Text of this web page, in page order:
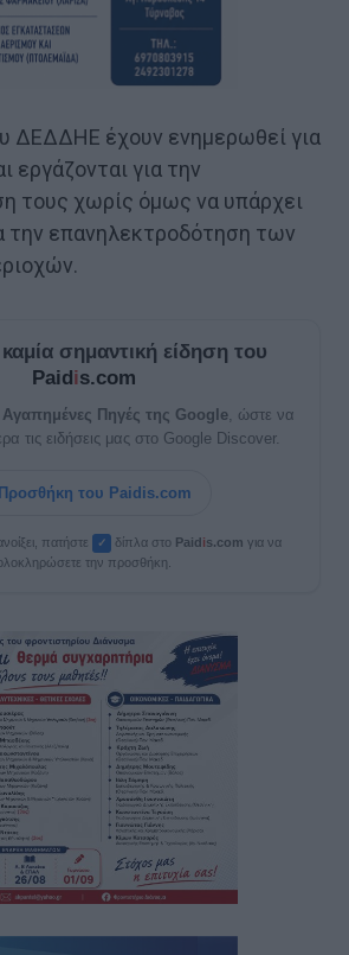
ΔΕΔΔΗΕ έχουν ενημερωθεί για
εργάζονται για την
τους χωρίς όμως να υπάρχει
την επανηλεκτροδότηση των
σημαντική είδηση του
Paidis.com
Αγαπημένες Πηγές της Google , ώστε να
τις ειδήσεις μας στο Google Discover.
Προσθήκη του Paidis.com
πατήστε ✓ δίπλα στο Paidis.com για να
την προσθήκη.